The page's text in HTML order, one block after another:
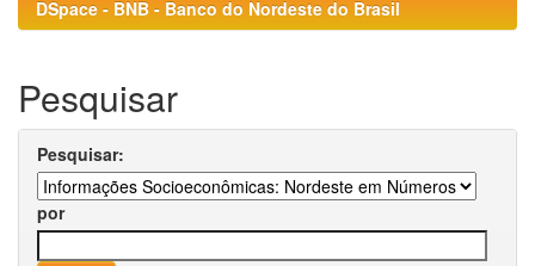
DSpace - BNB - Banco do Nordeste do Brasil
Pesquisar
Pesquisar:
por